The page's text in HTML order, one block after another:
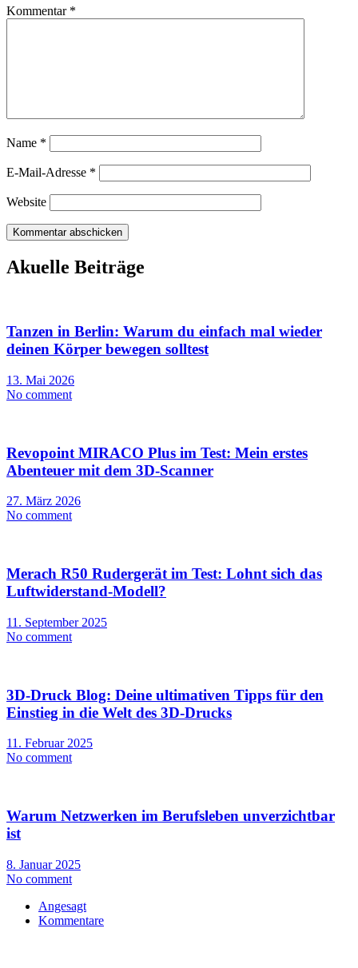
Kommentar *
Name *
E-Mail-Adresse *
Website
Akuelle Beiträge
Tanzen in Berlin: Warum du einfach mal wieder
deinen Körper bewegen solltest
13. Mai 2026
No comment
Revopoint MIRACO Plus im Test: Mein erstes
Abenteuer mit dem 3D-Scanner
27. März 2026
No comment
Merach R50 Rudergerät im Test: Lohnt sich das
Luftwiderstand-Modell?
11. September 2025
No comment
3D-Druck Blog: Deine ultimativen Tipps für den
Einstieg in die Welt des 3D-Drucks
11. Februar 2025
No comment
Warum Netzwerken im Berufsleben unverzichtbar
ist
8. Januar 2025
No comment
Angesagt
Kommentare